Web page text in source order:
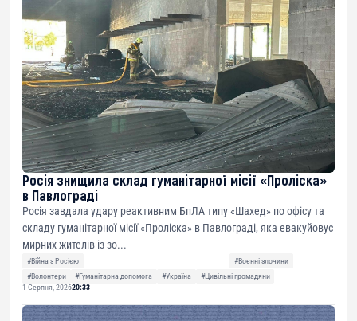
Росія знищила склад гуманітарної місії «Проліска»
в Павлограді
Росія завдала удару реактивним БпЛА типу «Шахед» по офісу та
складу гуманітарної місії «Проліска» в Павлограді, яка евакуйовує
мирних жителів із зо...
#Війна з Росією
#Воєнні злочини
#Волонтери
#Гуманітарна допомога #Україна
#Цивільні громадяни
1 Серпня, 202620:33